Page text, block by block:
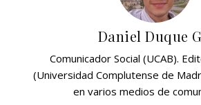
Daniel Duque
Comunicador Social (UCAB).
(Universidad Complutense de
en varios medios de